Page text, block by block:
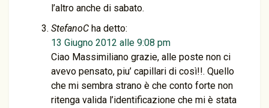
l’altro anche di sabato.
StefanoC ha detto:
13 Giugno 2012 alle 9:08 pm
Ciao Massimiliano grazie, alle poste non ci
avevo pensato, piu’ capillari di così!!. Quello
che mi sembra strano è che conto forte non
ritenga valida l’identificazione che mi è stata